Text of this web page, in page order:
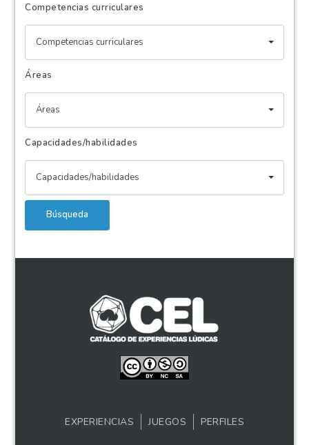
Competencias curriculares
Competencias curriculares
Áreas
Áreas
Capacidades/habilidades
Capacidades/habilidades
Búsqueda
EXPERIENCIAS JUEGOS PERFILES